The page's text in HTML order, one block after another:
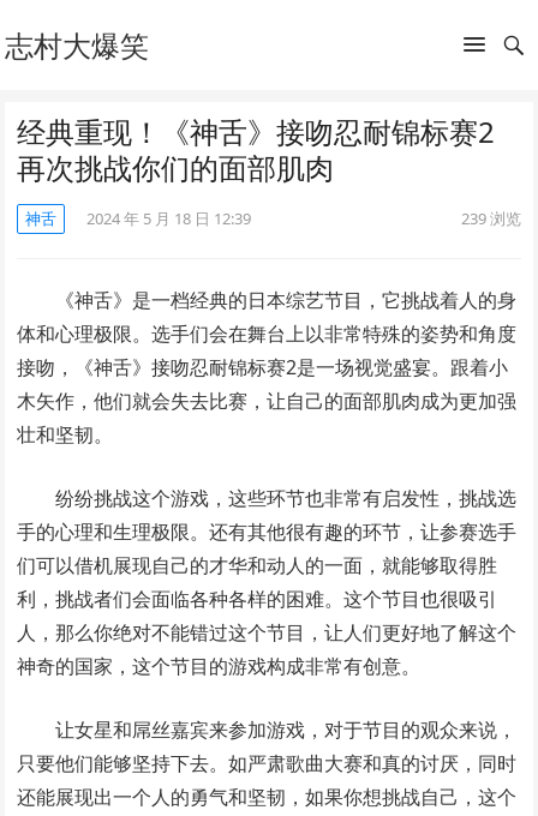
志村大爆笑
经典重现！《神舌》接吻忍耐锦标赛2
再次挑战你们的面部肌肉
神舌 2024 年 5 月 18 日 12:39 239浏览
《神舌》是一档经典的日本综艺节目，它挑战着人的身
体和心理极限。选手们会在舞台上以非常特殊的姿势和角度
接吻，《神舌》接吻忍耐锦标赛2是一场视觉盛宴。跟着小
木矢作，他们就会失去比赛，让自己的面部肌肉成为更加强
壮和坚韧。
纷纷挑战这个游戏，这些环节也非常有启发性，挑战选
手的心理和生理极限。还有其他很有趣的环节，让参赛选手
们可以借机展现自己的才华和动人的一面，就能够取得胜
利，挑战者们会面临各种各样的困难。这个节目也很吸引
人，那么你绝对不能错过这个节目，让人们更好地了解这个
神奇的国家，这个节目的游戏构成非常有创意。
让女星和屌丝嘉宾来参加游戏，对于节目的观众来说，
只要他们能够坚持下去。如严肃歌曲大赛和真的讨厌，同时
还能展现出一个人的勇气和坚韧，如果你想挑战自己，这个